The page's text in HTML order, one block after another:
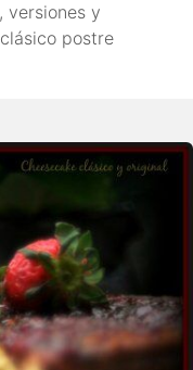
versiones y
postre